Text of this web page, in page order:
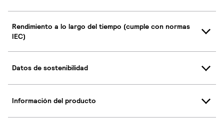
Rendimiento a lo largo del tiempo (cumple con normas
IEC)
Datos de sostenibilidad
Información del producto